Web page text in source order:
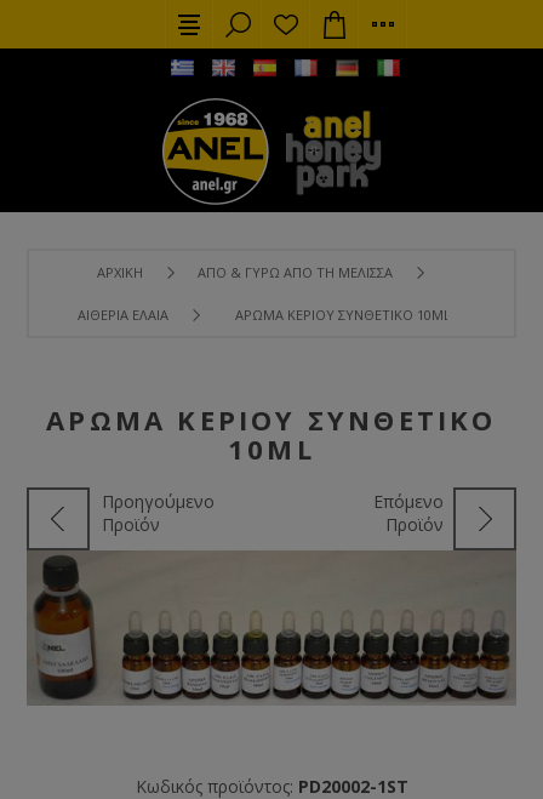
ΑΡΧΙΚΉ ΑΠΌ & ΓΎΡΩ ΑΠΌ ΤΗ ΜΈΛΙΣΣΑ
ΑΙΘΈΡΙΑ ΈΛΑΙΑ ΆΡΩΜΑ ΚΕΡΙΟΎ ΣΥΝΘΕΤΙΚΌ 10ML
ΆΡΩΜΑ ΚΕΡΙΟΎ ΣΥΝΘΕΤΙΚΌ
10ML
Προηγούμενο
Προϊόν
Επόμενο
Προϊόν
Κωδικός προϊόντος: PD20002-1ST